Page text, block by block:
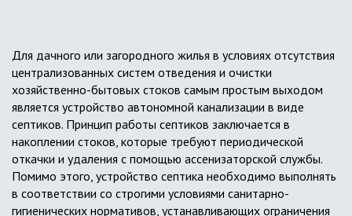
Для дачного или загородного жилья в условиях отсутствия
централизованных систем отведения и очистки
хозяйственно-бытовых стоков самым простым выходом
является устройство автономной канализации в виде
септиков. Принцип работы септиков заключается в
накоплении стоков, которые требуют периодической
откачки и удаления с помощью ассенизаторской службы.
Помимо этого, устройство септика необходимо выполнять
в соответствии со строгими условиями санитарно-
гигиенических нормативов, устанавливающих ограничения